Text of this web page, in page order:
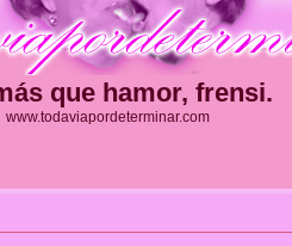
que hamor, frensi.
www.todaviapordeterminar.com